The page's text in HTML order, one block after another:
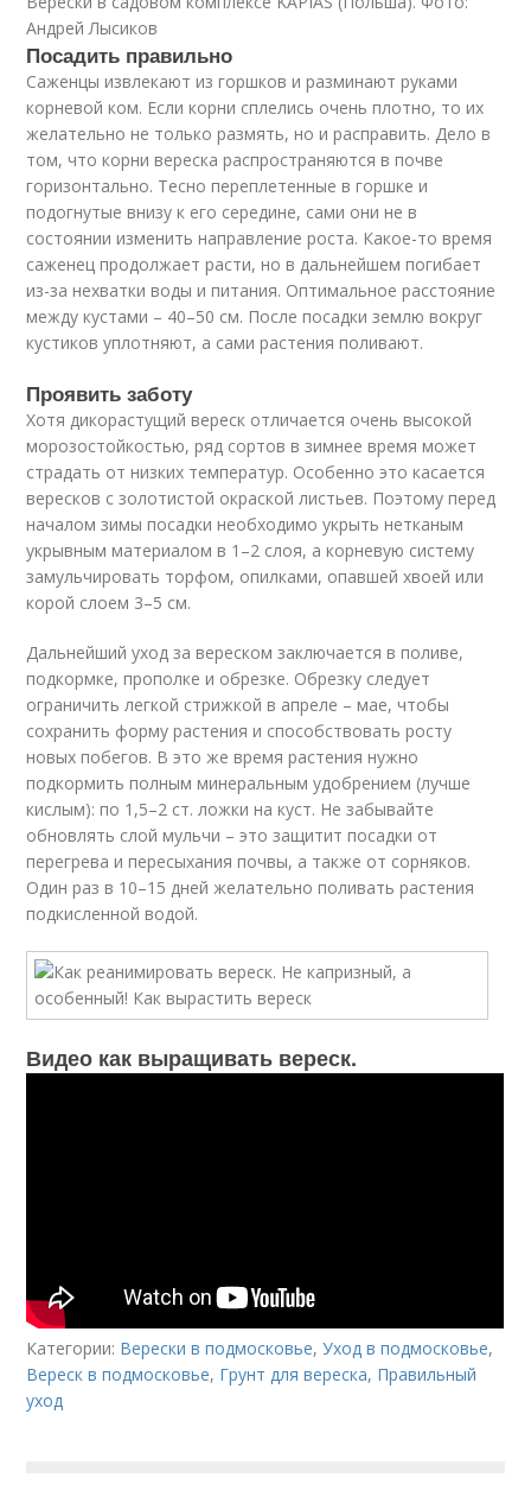
Андрей Лысиков
Посадить правильно
Саженцы извлекают из горшков и разминают руками
корневой ком. Если корни сплелись очень плотно, то их
желательно не только размять, но и расправить. Дело в
том, что корни вереска распространяются в почве
горизонтально. Тесно переплетенные в горшке и
подогнутые внизу к его середине, сами они не в
состоянии изменить направление роста. Какое-то время
саженец продолжает расти, но в дальнейшем погибает
из-за нехватки воды и питания. Оптимальное расстояние
между кустами – 40–50 см. После посадки землю вокруг
кустиков уплотняют, а сами растения поливают.
Проявить заботу
Хотя дикорастущий вереск отличается очень высокой
морозостойкостью, ряд сортов в зимнее время может
страдать от низких температур. Особенно это касается
вересков с золотистой окраской листьев. Поэтому перед
началом зимы посадки необходимо укрыть нетканым
укрывным материалом в 1–2 слоя, а корневую систему
замульчировать торфом, опилками, опавшей хвоей или
корой слоем 3–5 см.
Дальнейший уход за вереском заключается в поливе,
подкормке, прополке и обрезке. Обрезку следует
ограничить легкой стрижкой в апреле – мае, чтобы
сохранить форму растения и способствовать росту
новых побегов. В это же время растения нужно
подкормить полным минеральным удобрением (лучше
кислым): по 1,5–2 ст. ложки на куст. Не забывайте
обновлять слой мульчи – это защитит посадки от
перегрева и пересыхания почвы, а также от сорняков.
Один раз в 10–15 дней желательно поливать растения
подкисленной водой.
Видео как выращивать вереск.
Категории: Верески в подмосковье,Уход в подмосковье,
Вереск в подмосковье, Грунт для вереска, Правильный
уход